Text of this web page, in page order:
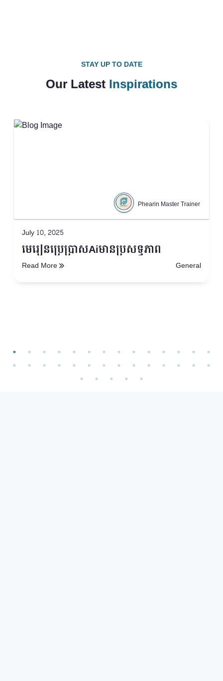
STAY UP TO DATE
Our LatestInspirations
Phearin Master Trainer
July 10, 2025
មេរៀនប្រើប្រាស់Aiមានប្រសិទ្ធភាព
Read More General